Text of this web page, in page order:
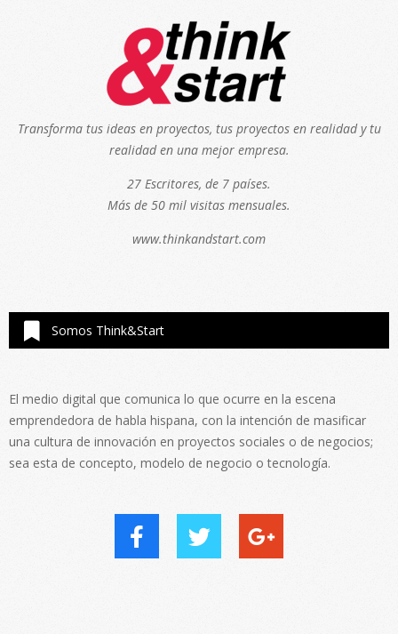
Transforma tus ideas en proyectos, tus proyectos en realidad y tu
realidad en una mejor empresa.
27 Escritores, de 7 países.
Más de 50 mil visitas mensuales.
www.thinkandstart.com
Somos Think&Start
El medio digital que comunica lo que ocurre en la escena
emprendedora de habla hispana, con la intención de masificar
una cultura de innovación en proyectos sociales o de negocios;
sea esta de concepto, modelo de negocio o tecnología.